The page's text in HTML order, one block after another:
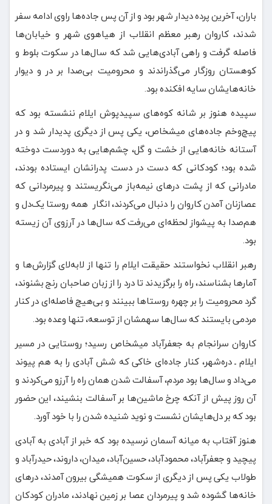
باران، آخرین پرده دیدار شهر بود و از آن پس جاده‌ها راوی ادامه سفر
شدند، کاروان رهبر معظم انقلاب از هیاهوی شهر و خیابان‌ها
فاصله گرفت و راهی آبادی‌هایی شد که سال‌ها در سکوت بلوط و
کوهستان روزگار می‌گذراندند و محرومیت بی‌صدا بر در و دیوار
خانه‌هایشان سایه افکنده بود.
سپیده هنوز بر شانه کوه‌های سپیدپوش ایلام ننشسته بود که
پیچ‌وخم جاده‌های میشخاص، یکی پس از دیگری پدیدار شد و در
آستانه خانه‌هایی از خشت و گل، چشم‌هایی به دوردست دوخته
شده بود؛ کودکانی که دست در دست پدرانشان ایستاده بودند،
مادرانی که از پشت درهای نیمه‌باز می‌نگریستند و پیرمردانی که
عصازنان آمدن کاروان را دنبال می‌کردند، انگار همه روستا یک‌دل و
هم‌صدا به پیشواز لحظه‌ای می‌رفت که سال‌ها در آرزوی آن زیسته
بود.
رهبر انقلاب نخواستند حقیقت ایلام را تنها از لابه‌لای گزارش‌ها و
آمارها بشناسند، راه را برگزیدند تا درد را از زبان صاحبان رنج بشنوند،
گرد محرومیت را بر چهره روستاها ببینند و بی‌هیچ فاصله‌ای در کنار
مردمی بایستند که سال‌ها سهمشان از توسعه، تنها وعده بود.
کاروان سرانجام به جعفرآباد میشخاص رسید؛ روستایی در مسیر
ایلام ـ دره‌شهر، کنار جاده‌ای خاکی که شش آبادی را به هم پیوند
می‌داد و سال‌ها بود مردم، آسفالت شدن همان راه را آرزو می‌کردند و
آن روز پیش از آنکه چرخ ماشین‌ها بر آسفالت بنشیند، این حضور
بود که بر دل‌هایشان نشست و نوید شنیده شدن را با خود آورد.
هنوز آفتاب به میانه آسمان نرسیده بود که خبر از آبادی به آبادی
پیچید و جعفرآباد، محمودآباد، حسین‌آباد، میدان، داروند، حیدرآباد و
طولاب یکی پس از دیگری از سکوت همیشگی بیرون آمدند، درهای
خانه‌ها گشوده شد و پیرمردان عصا بر زمین نهادند، مادران کودکان